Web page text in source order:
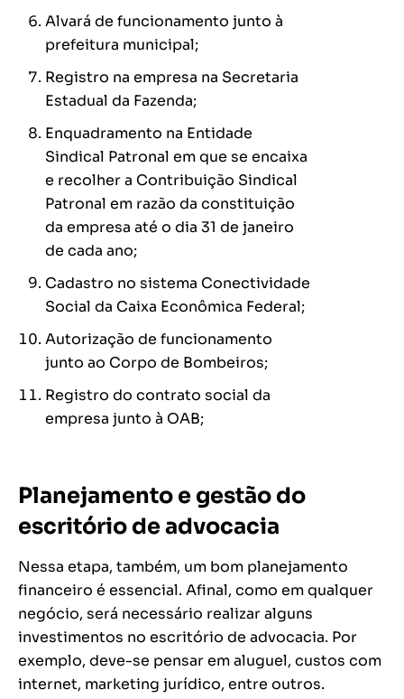
Alvará de funcionamento junto à
prefeitura municipal;
Registro na empresa na Secretaria
Estadual da Fazenda;
Enquadramento na Entidade
Sindical Patronal em que se encaixa
e recolher a Contribuição Sindical
Patronal em razão da constituição
da empresa até o dia 31 de janeiro
de cada ano;
Cadastro no sistema Conectividade
Social da Caixa Econômica Federal;
Autorização de funcionamento
junto ao Corpo de Bombeiros;
Registro do contrato social da
empresa junto à OAB;
Planejamento e gestão do
escritório de advocacia
Nessa etapa, também, um bom planejamento
financeiro é essencial. Afinal, como em qualquer
negócio, será necessário realizar alguns
investimentos no escritório de advocacia. Por
exemplo, deve-se pensar em aluguel, custos com
internet, marketing jurídico, entre outros.